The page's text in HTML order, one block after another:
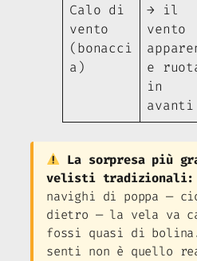
Calo di
vento
(bonacci
a)
→ il
vento
e
in
avanti
La sorpresa più
velisti tradizionali:
navighi di poppa —
dietro — la vela va
fossi quasi di
senti non è quello